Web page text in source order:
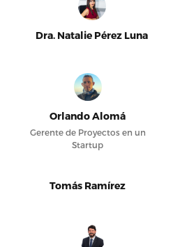
Dra. Natalie Pérez Luna
Orlando Alomá
Gerente de Proyectos en un
Startup
Tomás Ramírez